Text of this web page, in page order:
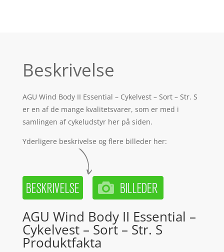
Beskrivelse
AGU Wind Body II Essential – Cykelvest – Sort – Str. S
er en af de mange kvalitetsvarer, som er med i
samlingen af cykeludstyr her på siden.
Yderligere beskrivelse og flere billeder her:
AGU Wind Body II Essential –
Cykelvest – Sort – Str. S
Produktfakta